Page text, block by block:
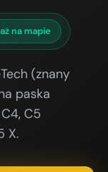
na mapie
(znany
paska
C5
X.